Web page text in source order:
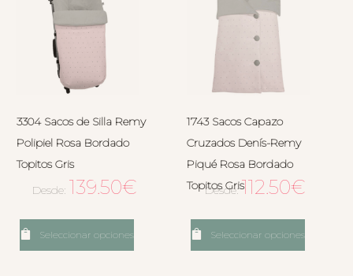
3304 Sacos de Silla Remy
Polipiel Rosa Bordado
Topitos Gris
Desde: 139.50€
Seleccionar opciones
1743 Sacos Capazo
Cruzados Denís-Remy
Piqué Rosa Bordado
Topitos Gris
Desde:112.50€
Seleccionar opciones